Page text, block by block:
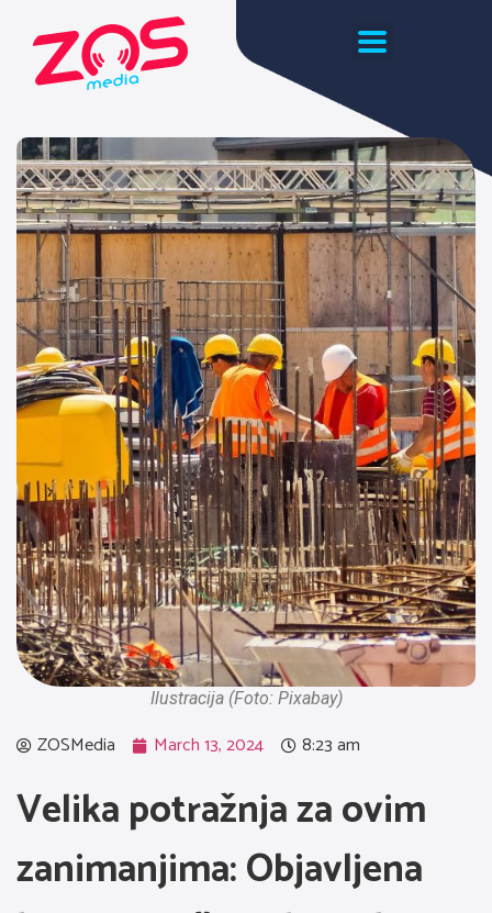
Ilustracija (Foto: Pixabay)
ZOSMedia March 13, 2024 8:23 am
Velika potražnja za ovim
zanimanjima: Objavljena